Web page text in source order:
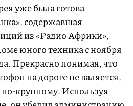
уже была готова
содержавшая
из «Радио Африки»,
юного техника с ноября
Прекрасно понимая, что
на дороге не валяется,
крупному. Используя